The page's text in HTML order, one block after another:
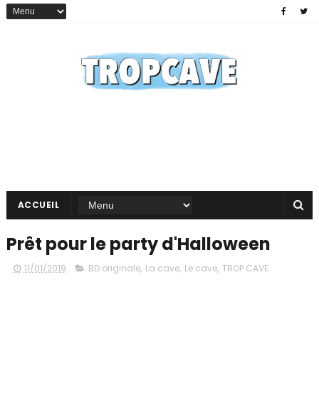
ACCUEIL
Prêt pour le party d'Halloween
11/01/2019 BD originale, La cave, Le cave, TROP CAVE